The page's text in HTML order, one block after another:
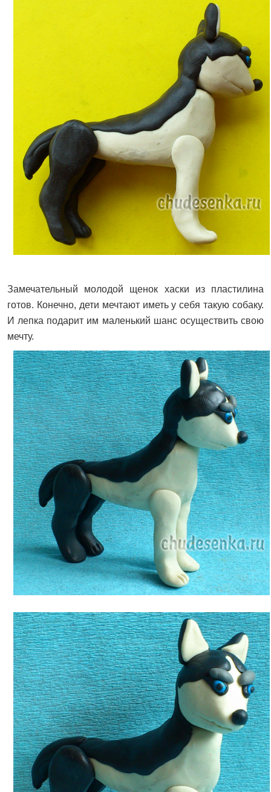
Замечательный молодой щенок хаски из пластилина
готов. Конечно, дети мечтают иметь у себя такую собаку.
И лепка подарит им маленький шанс осуществить свою
мечту.